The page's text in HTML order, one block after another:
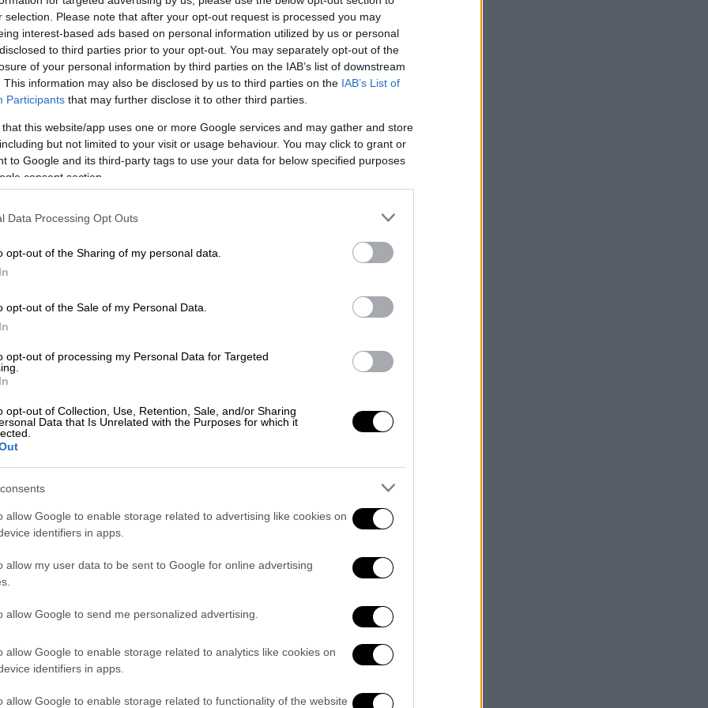
selection. Please note that after your opt-out request is processed you may
interest-based ads based on personal information utilized by us or personal
to third parties prior to your opt-out. You may separately opt-out of the
of your personal information by third parties on the IAB’s list of downstream
This information may also be disclosed by us to third parties on the IAB’s List of
Participants that may further disclose it to other third parties.
that this website/app uses one or more Google services and may gather and store
but not limited to your visit or usage behaviour. You may click to grant or
to Google and its third-party tags to use your data for below specified purposes
consent section.
Data Processing Opt Outs
opt-out of the Sharing of my personal data.
opt-out of the Sale of my Personal Data.
opt-out of processing my Personal Data for Targeted
opt-out of Collection, Use, Retention, Sale, and/or Sharing
Data that Is Unrelated with the Purposes for which it
allow Google to enable storage related to advertising like cookies on
identifiers in apps.
allow my user data to be sent to Google for online advertising
allow Google to send me personalized advertising.
allow Google to enable storage related to analytics like cookies on
identifiers in apps.
allow Google to enable storage related to functionality of the website
ενόψει τωνγιορτών
γρίπηςκαιιώσεωντου αναπνευστικού
βρίσκονται σε έξαρση.
– παθολόγοςΧαράλαμπος Γώγος
χρήσης μάσκας, ειδικά στα παιδιά. Η
μόνο όταν
μικροβιακή λοίμωξη.
Είναι πολλές οι εποχικές ιώσεις. Όσο
τόσο καλύτερα γιατί κάνουμεακριβή
ότι «με λήψη επιχρίσματος μέσα σε
οικονομία αντιβιοτικών».
ότι πέρυσι ο
στα εξωτερικά ιατρεία, ενώ
σαφώς μικρότερες από πέρυσι. Με τα
της
είναι καλύτερα ελεγχόμενη, ηπιότερη»,